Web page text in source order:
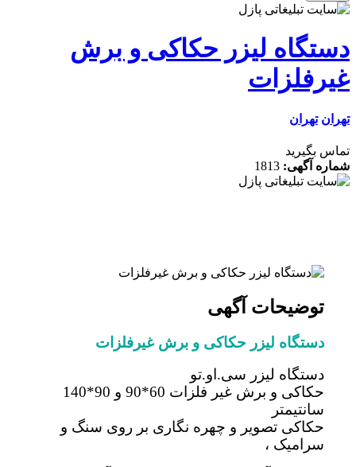
لیزر حکاکی و برش
تهران
بگیرید
آگهی:1813
توضیحات آگهی
دستگاه لیزر حکاکی و برش غیرفلزات
دستگاه ليزر سی.او.تو
حكاكی و برش غير فلزات 60*90 و 90*140
سانتيمتر
حكاكی تصوير و چهره نگاری بر روی سنگ و
سراميک ،